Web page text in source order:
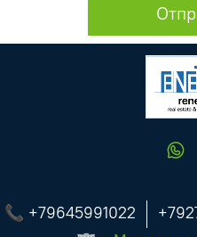
📞 +79645991022